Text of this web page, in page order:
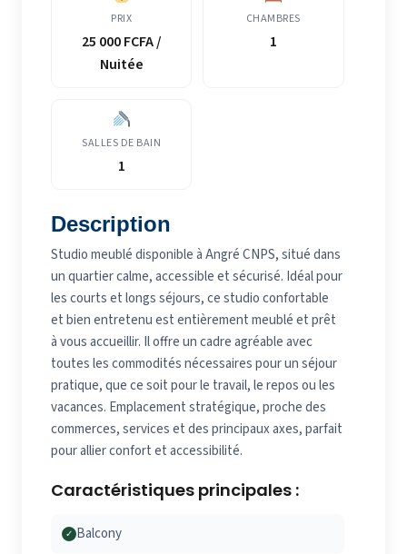
PRIX
25 000 FCFA /
Nuitée
CHAMBRES
1
SALLES DE BAIN
1
Description
Studio meublé disponible à Angré CNPS, situé dans
un quartier calme, accessible et sécurisé. Idéal pour
les courts et longs séjours, ce studio confortable
et bien entretenu est entièrement meublé et prêt
à vous accueillir. Il offre un cadre agréable avec
toutes les commodités nécessaires pour un séjour
pratique, que ce soit pour le travail, le repos ou les
vacances. Emplacement stratégique, proche des
commerces, services et des principaux axes, parfait
pour allier confort et accessibilité.
Caractéristiques principales :
✓ Balcony